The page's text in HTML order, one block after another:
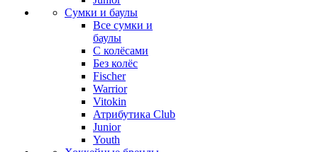
Сумки и баулы
Все сумки и
баулы
С колёсами
Без колёс
Fischer
Warrior
Vitokin
Атрибутика Club
Junior
Youth